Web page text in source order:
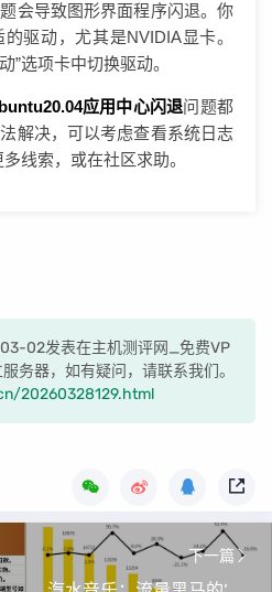
会导致图形界面程序闪退。你
驱动，尤其是NVIDIA显卡。
”选项卡中切换驱动。
应用中心闪退问题都
解决，可以考虑查看系统日志
线索，或在社区求助。
02发表在主机测评网_免费VP
务器，如有疑问，请联系我们。
20260328129.html
下一篇